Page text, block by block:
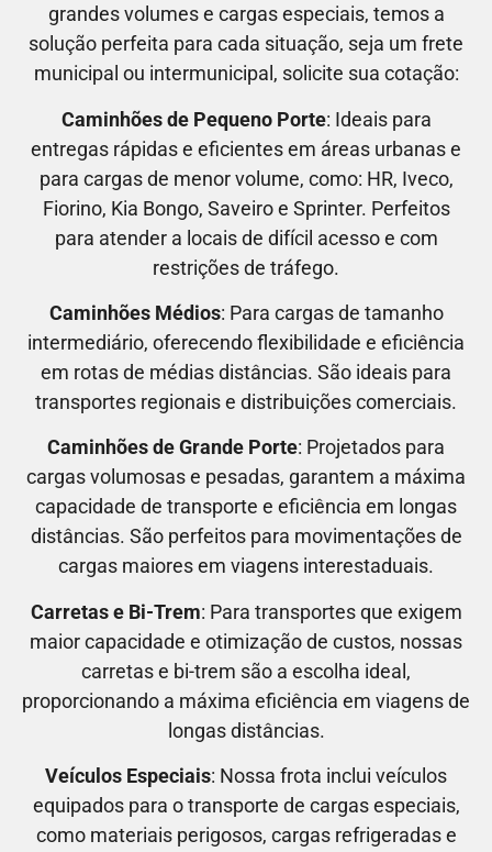
grandes volumes e cargas especiais, temos a
solução perfeita para cada situação, seja um frete
municipal ou intermunicipal, solicite sua cotação:
Caminhões de Pequeno Porte: Ideais para
entregas rápidas e eficientes em áreas urbanas e
para cargas de menor volume, como: HR, Iveco,
Fiorino, Kia Bongo, Saveiro e Sprinter. Perfeitos
para atender a locais de difícil acesso e com
restrições de tráfego.
Caminhões Médios: Para cargas de tamanho
intermediário, oferecendo flexibilidade e eficiência
em rotas de médias distâncias. São ideais para
transportes regionais e distribuições comerciais.
Caminhões de Grande Porte: Projetados para
cargas volumosas e pesadas, garantem a máxima
capacidade de transporte e eficiência em longas
distâncias. São perfeitos para movimentações de
cargas maiores em viagens interestaduais.
Carretas e Bi-Trem: Para transportes que exigem
maior capacidade e otimização de custos, nossas
carretas e bi-trem são a escolha ideal,
proporcionando a máxima eficiência em viagens de
longas distâncias.
Veículos Especiais: Nossa frota inclui veículos
equipados para o transporte de cargas especiais,
como materiais perigosos, cargas refrigeradas e